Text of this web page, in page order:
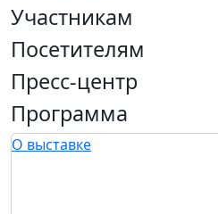
Участникам
Посетителям
Пресс-центр
Программа
О выставке